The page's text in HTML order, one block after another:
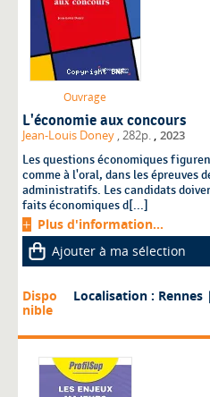
Ouvrage
L'économie aux concours
Jean-Louis Doney , 282p. 2023
Les questions économiques
comme à l'oral, dans les épreuves
administratifs. Les candidats
faits économiques d[...]
Plus d'information...
Ajouter à ma sélection
Dispo
nible
Localisation : Rennes